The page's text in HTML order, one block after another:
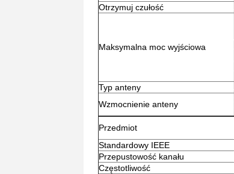
Otrzymuj czułość
Maksymalna moc wyjściowa
Typ anteny
Wzmocnienie anteny
Przedmiot
Standardowy IEEE
Przepustowość kanału
Częstotliwość